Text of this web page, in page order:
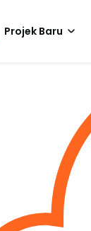
Projek Baru